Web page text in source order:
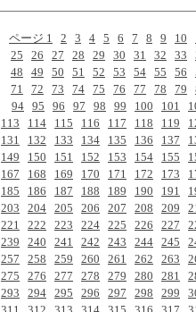
ページ 1 2 3 4 5 6 7 8 9 10
25
26 27 28 29 30 31 32 33
48
49 50 51 52 53 54 55 56
71
72 73 74 75 76 77 78 79
94 95 96 97 98 99 100 101
113
114 115 116 117 118 119
131
132 133 134 135 136 137
149
150 151 152 153 154 155
167
168 169 170 171 172 173
185
186 187 188 189 190 191
203
204 205 206 207 208 209
221
222 223 224 225 226 227
239
240 241 242 243 244 245
257
258 259 260 261 262 263
275
276 277 278 279 280 281
293
294 295 296 297 298 299